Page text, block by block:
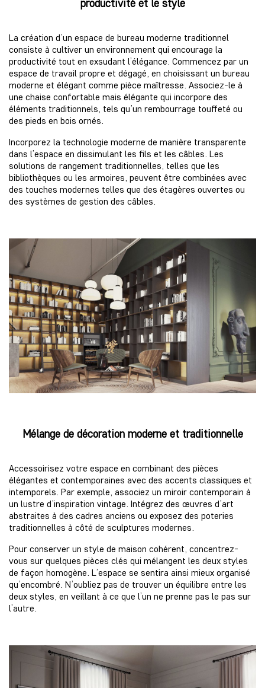
productivité et le style
La création d’un espace de bureau moderne traditionnel
consiste à cultiver un environnement qui encourage la
productivité tout en exsudant l’élégance. Commencez par un
espace de travail propre et dégagé, en choisissant un bureau
moderne et élégant comme pièce maîtresse. Associez-le à
une chaise confortable mais élégante qui incorpore des
éléments traditionnels, tels qu’un rembourrage touffeté ou
des pieds en bois ornés.
Incorporez la technologie moderne de manière transparente
dans l’espace en dissimulant les fils et les câbles. Les
solutions de rangement traditionnelles, telles que les
bibliothèques ou les armoires, peuvent être combinées avec
des touches modernes telles que des étagères ouvertes ou
des systèmes de gestion des câbles.
Mélange de décoration moderne et traditionnelle
Accessoirisez votre espace en combinant des pièces
élégantes et contemporaines avec des accents classiques et
intemporels. Par exemple, associez un miroir contemporain à
un lustre d’inspiration vintage. Intégrez des œuvres d’art
abstraites à des cadres anciens ou exposez des poteries
traditionnelles à côté de sculptures modernes.
Pour conserver un style de maison cohérent, concentrez-
vous sur quelques pièces clés qui mélangent les deux styles
de façon homogène. L’espace se sentira ainsi mieux organisé
qu’encombré. N’oubliez pas de trouver un équilibre entre les
deux styles, en veillant à ce que l’un ne prenne pas le pas sur
l’autre.